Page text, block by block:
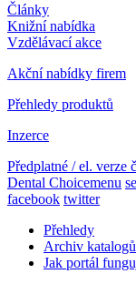
Články
Knižní nabídka
Vzdělávací akce
Akční nabídky firem
Přehledy produktů
Inzerce
Předplatné / el. verze
Dental Choicemenu
facebook twitter
Přehledy
Archiv katalogů
Jak portál